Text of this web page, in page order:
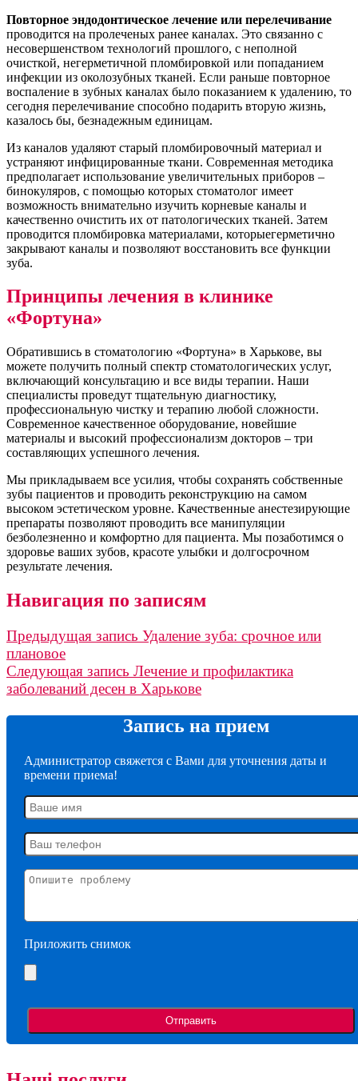
Повторное эндодонтическое лечение или перелечивание
проводится на пролеченых ранее каналах. Это связанно с
несовершенством технологий прошлого, с неполной
очисткой, негерметичной пломбировкой или попаданием
инфекции из околозубных тканей. Если раньше повторное
воспаление в зубных каналах было показанием к удалению, то
сегодня перелечивание способно подарить вторую жизнь,
казалось бы, безнадежным единицам.
Из каналов удаляют старый пломбировочный материал и
устраняют инфицированные ткани. Современная методика
предполагает использование увеличительных приборов –
бинокуляров, с помощью которых стоматолог имеет
возможность внимательно изучить корневые каналы и
качественно очистить их от патологических тканей. Затем
проводится пломбировка материалами, которыегерметично
закрывают каналы и позволяют восстановить все функции
зуба.
Принципы лечения в клинике
«Фортуна»
Обратившись в стоматологию «Фортуна» в Харькове, вы
можете получить полный спектр стоматологических услуг,
включающий консультацию и все виды терапии. Наши
специалисты проведут тщательную диагностику,
профессиональную чистку и терапию любой сложности.
Современное качественное оборудование, новейшие
материалы и высокий профессионализм докторов – три
составляющих успешного лечения.
Мы прикладываем все усилия, чтобы сохранять собственные
зубы пациентов и проводить реконструкцию на самом
высоком эстетическом уровне. Качественные анестезирующие
препараты позволяют проводить все манипуляции
безболезненно и комфортно для пациента. Мы позаботимся о
здоровье ваших зубов, красоте улыбки и долгосрочном
результате лечения.
Навигация по записям
Предыдущая запись Удаление зуба: срочное или
плановое
Следующая запись Лечение и профилактика
заболеваний десен в Харькове
Запись на прием
Администратор свяжется с Вами для уточнения даты и
времени приема!
Приложить снимок